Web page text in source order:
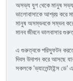
অসভ্য যুগ থেকে মানুষ
ভালোবাসাকে আশ্রয় করে
মানুষ অসম্ভবকে সম্ভব
মানব জীবনে ভালবাসার
এ গুরুত্বকে পরিস্ফুটন করতে
দিবস উদাপন করে আসছে
সকলকে 'ভ্যালেন্টাইন্স ডে'